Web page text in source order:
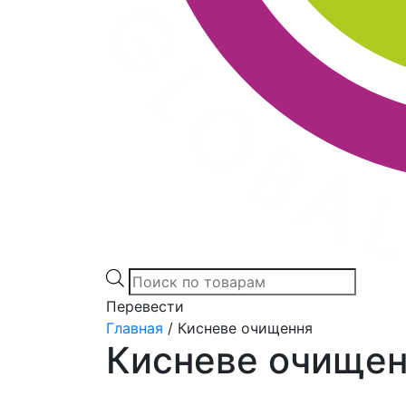
Products
search
Перевести
Главная / Кисневе очищення
Кисневе